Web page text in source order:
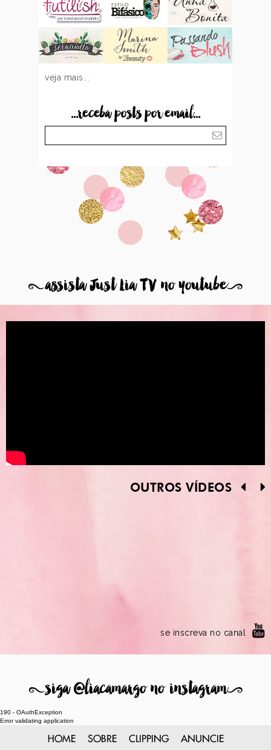
veja mais...
...receba posts por email...
8assista Just Lia TV no youtube9
OUTROS VÍDEOS
se inscreva no canal
8siga @liacamargo no instagram9
190 - OAuthException
Error validating application
HOME SOBRE CLIPPING ANUNCIE